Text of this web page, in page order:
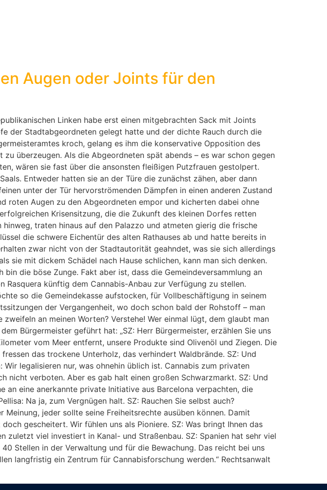
Augen oder Joints für den
Linken habe erst einen mitgebrachten Sack mit Joints
der Stadtabgeordneten gelegt hatte und der dichte Rauch durch die
kroch, gelang es ihm die konservative Opposition des
überzeugen. Als die Abgeordneten spät abends – es war schon gegen
wären sie fast über die ansonsten fleißigen Putzfrauen gestolpert.
Entweder hatten sie an der Türe die zunächst zähen, aber dann
unter der Tür hervorströmenden Dämpfen in einen anderen Zustand
roten Augen zu den Abgeordneten empor und kicherten dabei ohne
Krisensitzung, die die Zukunft des kleinen Dorfes retten
traten hinaus auf den Palazzo und atmeten gierig die frische
die schwere Eichentür des alten Rathauses ab und hatte bereits in
zwar nicht von der Stadtautorität geahndet, was sie sich allerdings
sie mit dickem Schädel nach Hause schlichen, kann man sich denken.
die böse Zunge. Fakt aber ist, dass die Gemeindeversammlung an
künftig dem Cannabis-Anbau zur Verfügung zu stellen.
so die Gemeindekasse aufstocken, für Vollbeschäftigung in seinem
der Vergangenheit, wo doch schon bald der Rohstoff – man
an meinen Worten? Verstehe! Wer einmal lügt, dem glaubt man
Bürgermeister geführt hat: „SZ: Herr Bürgermeister, erzählen Sie uns
vom Meer entfernt, unsere Produkte sind Olivenöl und Ziegen. Die
das trockene Unterholz, das verhindert Waldbrände. SZ: Und
legalisieren nur, was ohnehin üblich ist. Cannabis zum privaten
nicht verboten. Aber es gab halt einen großen Schwarzmarkt. SZ: Und
an eine anerkannte private Initiative aus Barcelona verpachten, die
Na ja, zum Vergnügen halt. SZ: Rauchen Sie selbst auch?
jeder sollte seine Freiheitsrechte ausüben können. Damit
gescheitert. Wir fühlen uns als Pioniere. SZ: Was bringt Ihnen das
zuletzt viel investiert in Kanal- und Straßenbau. SZ: Spanien hat sehr viel
Stellen in der Verwaltung und für die Bewachung. Das reicht bei uns
langfristig ein Zentrum für Cannabisforschung werden.“ Rechtsanwalt